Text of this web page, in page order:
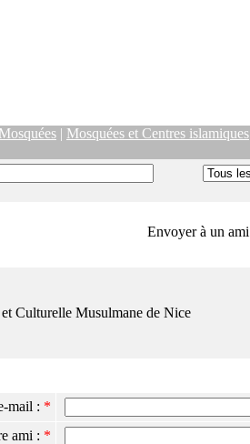
Mosquées | Mosquées et Centres islamiques
Envoyer à un ami
Culturelle Musulmane de Nice
mail : *
ami : *